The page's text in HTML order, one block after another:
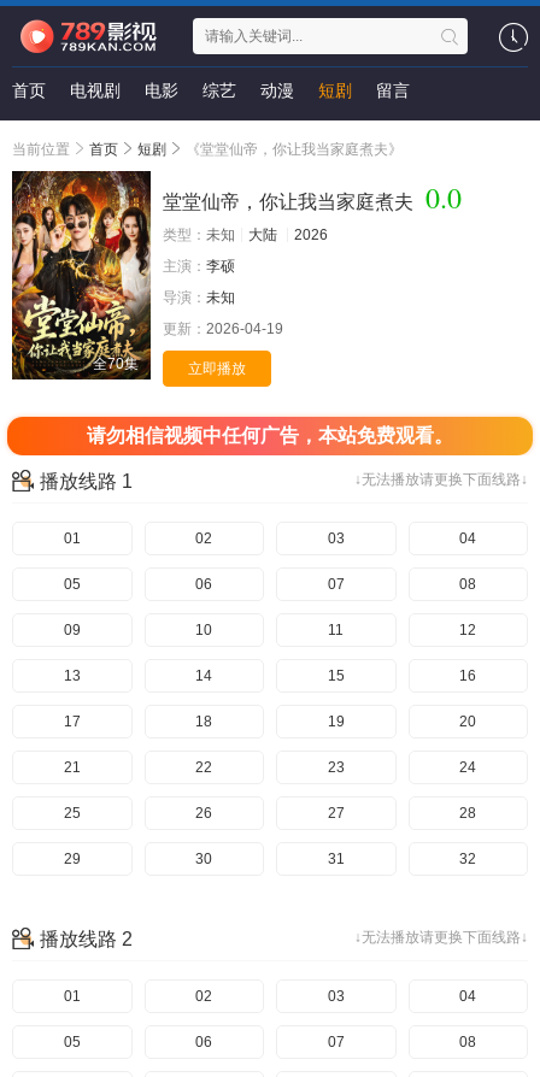
首页 电视剧 电影 综艺 动漫 短剧 留言
当前位置 首页 短剧 《堂堂仙帝，你让我当家庭煮夫》
全70集
堂堂仙帝，你让我当家庭煮夫 0.0
类型： 未知 大陆
2026
主演： 李硕
导演： 未知
更新： 2026-04-19
立即播放
请勿相信视频中任何广告，本站免费观看。
↓无法播放请更换下面线路↓
播放线路 1
01 02 03 04
05 06 07 08
09 10 11 12
13 14 15 16
17 18 19 20
21 22 23 24
25 26 27 28
29 30 31 32
37
41 42 43 44
45 46 47 48
↓无法播放请更换下面线路↓
播放线路 2
01 02 03 04
05 06 07 08